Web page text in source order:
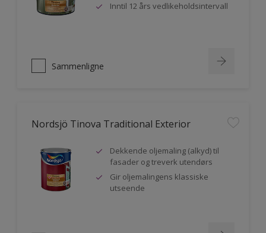
Inntil 12 års vedlikeholdsintervall
Sammenligne
Nordsjö Tinova Traditional Exterior
Dekkende oljemaling (alkyd) til
fasader og treverk utendørs
Gir oljemalingens klassiske
utseende